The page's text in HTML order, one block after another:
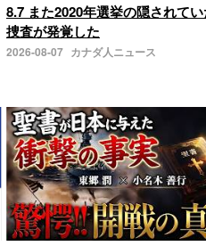
8.7 また2020年選挙の隠されて
捜査が発覚した
2026-08-07 カナダ人ニュース